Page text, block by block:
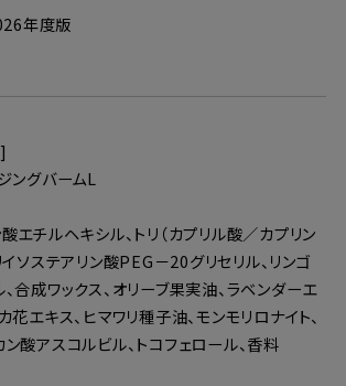
年度版
ングバームL
エチルヘキシル、トリ（カプリル酸／カプリン
イソステアリン酸PEG－20グリセリル、リンゴ
合成ワックス、オリーブ果実油、ラベンダーエ
花エキス、ヒマワリ種子油、モンモリロナイト、
酸アスコルビル、トコフェロール、香料